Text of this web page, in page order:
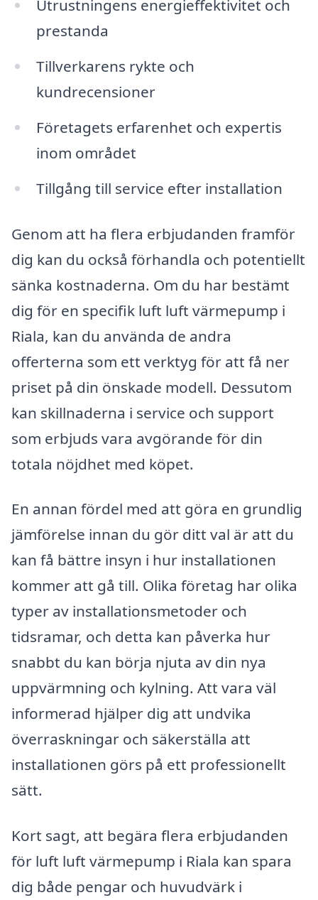
Utrustningens energieffektivitet och
prestanda
Tillverkarens rykte och
kundrecensioner
Företagets erfarenhet och expertis
inom området
Tillgång till service efter installation
Genom att ha flera erbjudanden framför
dig kan du också förhandla och potentiellt
sänka kostnaderna. Om du har bestämt
dig för en specifik luft luft värmepump i
Riala, kan du använda de andra
offerterna som ett verktyg för att få ner
priset på din önskade modell. Dessutom
kan skillnaderna i service och support
som erbjuds vara avgörande för din
totala nöjdhet med köpet.
En annan fördel med att göra en grundlig
jämförelse innan du gör ditt val är att du
kan få bättre insyn i hur installationen
kommer att gå till. Olika företag har olika
typer av installationsmetoder och
tidsramar, och detta kan påverka hur
snabbt du kan börja njuta av din nya
uppvärmning och kylning. Att vara väl
informerad hjälper dig att undvika
överraskningar och säkerställa att
installationen görs på ett professionellt
sätt.
Kort sagt, att begära flera erbjudanden
för luft luft värmepump i Riala kan spara
dig både pengar och huvudvärk i